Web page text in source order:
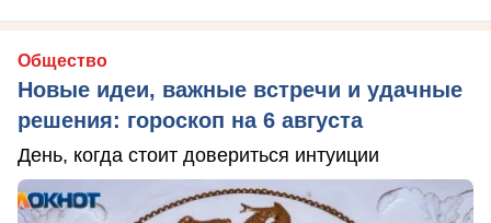
Общество
Новые идеи, важные встречи и удачные
решения: гороскоп на 6 августа
День, когда стоит довериться интуиции